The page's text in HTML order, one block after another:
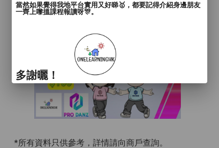
*所有資料只供參考，詳情請向商戶查詢。
當然如果覺得我地平台實用又好睇🥇，都要記得介紹身邊朋友
一齊上嚟搵課程報讀呀🎊。
多謝曬！